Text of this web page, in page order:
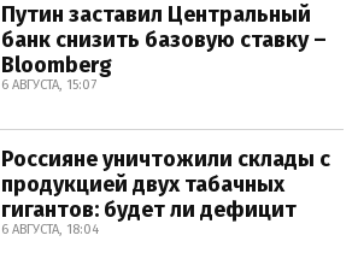
Путин заставил Центральный
банк снизить базовую ставку –
Bloomberg
6 АВГУСТА, 15:07
Россияне уничтожили склады с
продукцией двух табачных
гигантов: будет ли дефицит
6 АВГУСТА, 18:04